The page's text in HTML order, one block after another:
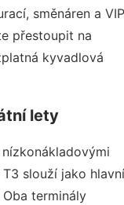
směnáren a VIP
přestoupit na
kyvadlová
lety
slouží jako hlavní
terminály